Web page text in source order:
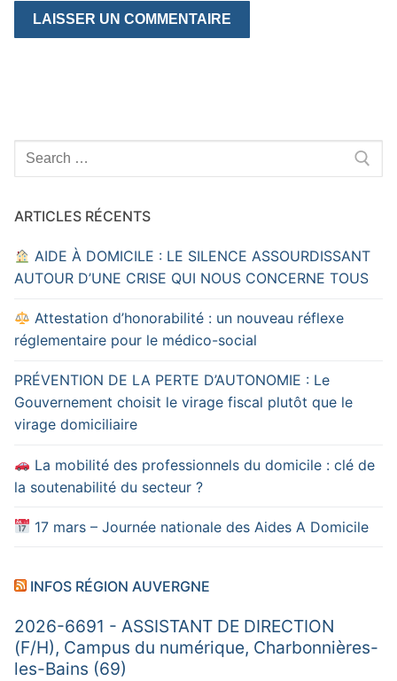
Rechercher
:
ARTICLES RÉCENTS
AIDE À DOMICILE : LE SILENCE ASSOURDISSANT
AUTOUR D’UNE CRISE QUI NOUS CONCERNE TOUS
Attestation d’honorabilité : un nouveau réflexe
réglementaire pour le médico-social
PRÉVENTION DE LA PERTE D’AUTONOMIE : Le
Gouvernement choisit le virage fiscal plutôt que le
virage domiciliaire
La mobilité des professionnels du domicile : clé de
la soutenabilité du secteur ?
17 mars – Journée nationale des Aides A Domicile
INFOS RÉGION AUVERGNE
2026-6691 - ASSISTANT DE DIRECTION
(F/H), Campus du numérique, Charbonnières-
les-Bains (69)